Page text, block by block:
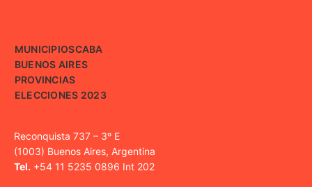
MUNICIPIOSCABA
BUENOS AIRES
PROVINCIAS
ELECCIONES 2023
Reconquista 737 – 3º E
(1003) Buenos Aires, Argentina
Tel. +54 11 5235 0896 Int 202